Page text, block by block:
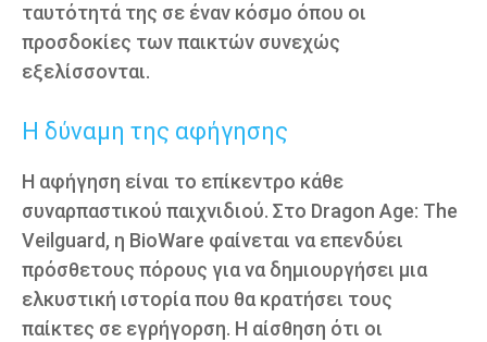
ταυτότητά της σε έναν κόσμο όπου οι
προσδοκίες των παικτών συνεχώς
εξελίσσονται.
Η δύναμη της αφήγησης
Η αφήγηση είναι το επίκεντρο κάθε
συναρπαστικού παιχνιδιού. Στο Dragon Age: The
Veilguard, η BioWare φαίνεται να επενδύει
πρόσθετους πόρους για να δημιουργήσει μια
ελκυστική ιστορία που θα κρατήσει τους
παίκτες σε εγρήγορση. Η αίσθηση ότι οι